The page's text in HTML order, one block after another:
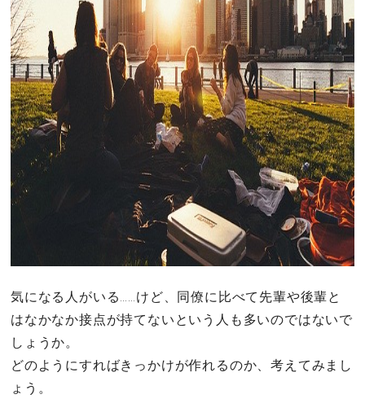
気になる人がいる……けど、同僚に比べて先輩や後輩と
はなかなか接点が持てないという人も多いのではないで
しょうか。
どのようにすればきっかけが作れるのか、考えてみまし
ょう。